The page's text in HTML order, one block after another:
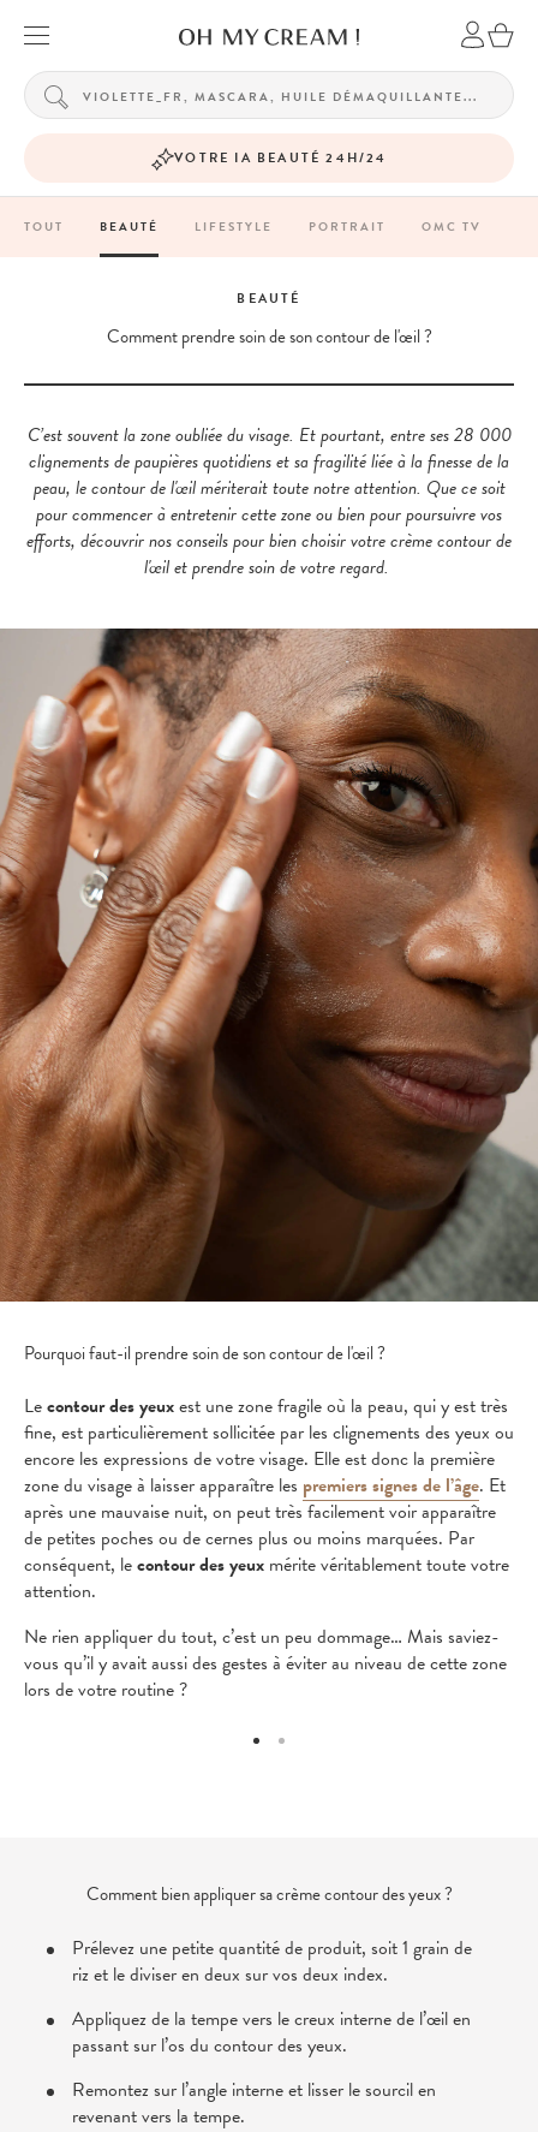
VOTRE IA BEAUTÉ 24H/24
TOUT BEAUTÉ LIFESTYLE PORTRAIT OMC TV
BEAUTÉ
Comment prendre soin de son contour de l'œil ?
C’est souvent la zone oubliée du visage. Et pourtant, entre ses 28 000
clignements de paupières quotidiens et sa fragilité liée à la finesse de la
peau, le contour de l'œil mériterait toute notre attention. Que ce soit
pour commencer à entretenir cette zone ou bien pour poursuivre vos
efforts, découvrir nos conseils pour bien choisir votre crème contour de
l'œil et prendre soin de votre regard.
Pourquoi faut-il prendre soin de son contour de l'œil ?
Lecontour des yeuxest une zone fragile où la peau, qui y est très
fine, est particulièrement sollicitée par les clignements des yeux ou
encore les expressions de votre visage. Elle est donc la première
zone du visage à laisser apparaître les premiers signes de l’âge. Et
après une mauvaise nuit, on peut très facilement voir apparaître
de petites poches ou de cernes plus ou moins marquées. Par
conséquent, lecontour des yeux mérite véritablement toute votre
attention.
Ne rien appliquer du tout, c’est un peu dommage… Mais saviez-
vous qu’il y avait aussi des gestes à éviter au niveau de cette zone
lors de votre routine ?
Comment bien appliquer sa crème contour des yeux ?
Prélevez une petite quantité de produit, soit 1 grain de
riz et le diviser en deux sur vos deux index.
Appliquez de la tempe vers le creux interne de l’œil en
passant sur l’os du contour des yeux.
Remontez sur l’angle interne et lisser le sourcil en
revenant vers la tempe.